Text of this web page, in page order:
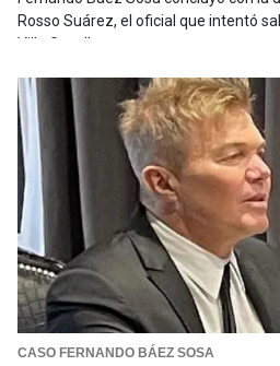
Rosso Suárez, el oficial que intentó
Villa Gesell.
CASO FERNANDO BÁEZ SOSA